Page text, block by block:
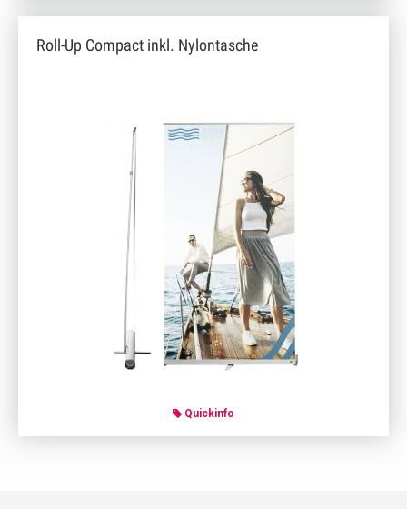
Roll-Up Compact inkl. Nylontasche
Quickinfo